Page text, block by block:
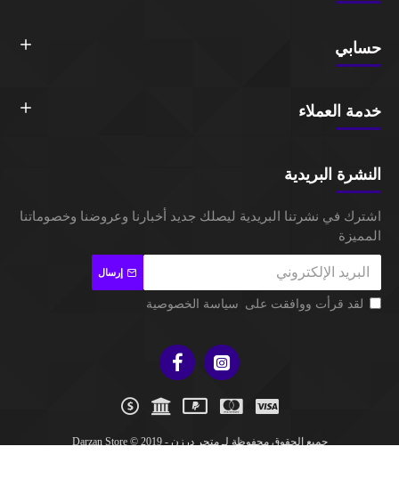
حسابي
خدمة العملاء
النشرة البريدية
اشترك في نشرتنا البريدية ليصلك جديد أخبارنا وعروضنا وخصوماتنا
المميزة
إرسال
لقد قرأت ووافقت على سياسة الخصوصية
جميع الحقوق محفوظة لـ متجر درزن - Darzan Store © 2019